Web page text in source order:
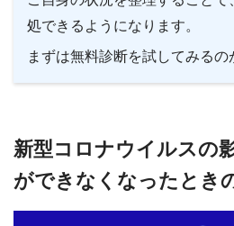
処できるようになります。
まずは無料診断を試してみるの
新型コロナウイルスの
ができなくなったとき